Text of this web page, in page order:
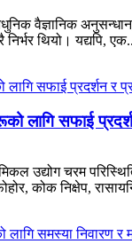
वैज्ञानिक
थियो। यद्यपि,
लागि सफाई
उद्योग चरम
कोक निक्षेप,